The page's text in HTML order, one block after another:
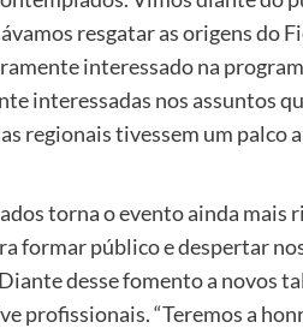
resgatar as origens do
interessado na
interessadas nos assuntos
regionais tivessem um palco
torna o evento ainda mais
formar público e despertar
desse fomento a novos
profissionais. “Teremos a